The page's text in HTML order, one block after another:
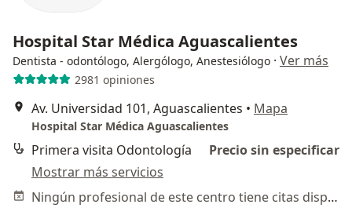
Hospital Star Médica Aguascalientes
Dentista - odontólogo, Alergólogo, Anestesiólogo · Ver más
2981 opiniones
Av. Universidad 101, Aguascalientes • Mapa
Hospital Star Médica Aguascalientes
Primera visita Odontología
Precio sin especificar
Mostrar más servicios
Ningún profesional de este centro tiene citas disponibles